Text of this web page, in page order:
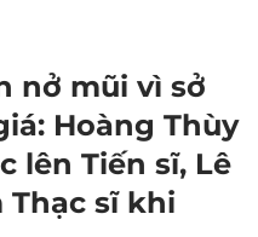
nở mũi vì sở
Hoàng Thùy
lên Tiến sĩ, Lê
Thạc sĩ khi